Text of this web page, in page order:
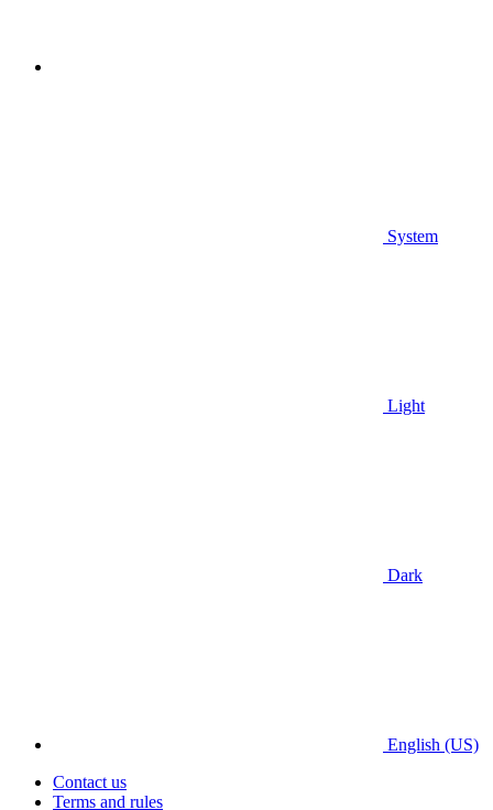
System
Light
Dark
English (US)
Contact us
Terms and rules